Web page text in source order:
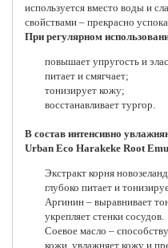
используется вместо воды и
свойствами – прекрасно
При регулярном
повышает упругость и
питает и смягчает;
тонизирует кожу;
восстанавливает тургор.
В состав интенсивно
Urban Eco Harakeke Root
Экстракт корня
глубоко питает и
Аргинин – выравнивает
укрепляет стенки сосудов.
Соевое масло –
кожи, увлажняет кожу и